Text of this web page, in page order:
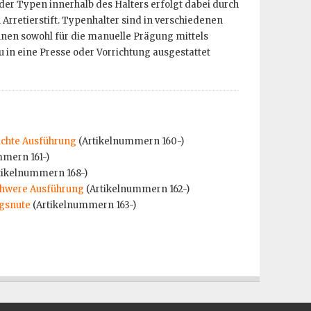
Typen innerhalb des Halters erfolgt dabei durch
Typenhalter sind in verschiedenen
sowohl für die manuelle Prägung mittels
in eine Presse oder Vorrichtung ausgestattet
Ausführung (Artikelnummern 160-)
161-)
168-)
Ausführung (Artikelnummern 162-)
(Artikelnummern 163-)